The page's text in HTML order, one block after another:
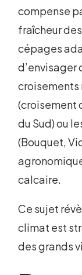
compense
fraîcheur
cépages
d’envisager
croisements
(croisement
du Sud) ou
(Bouquet,
calcaire.
Ce sujet
climat est
des grands